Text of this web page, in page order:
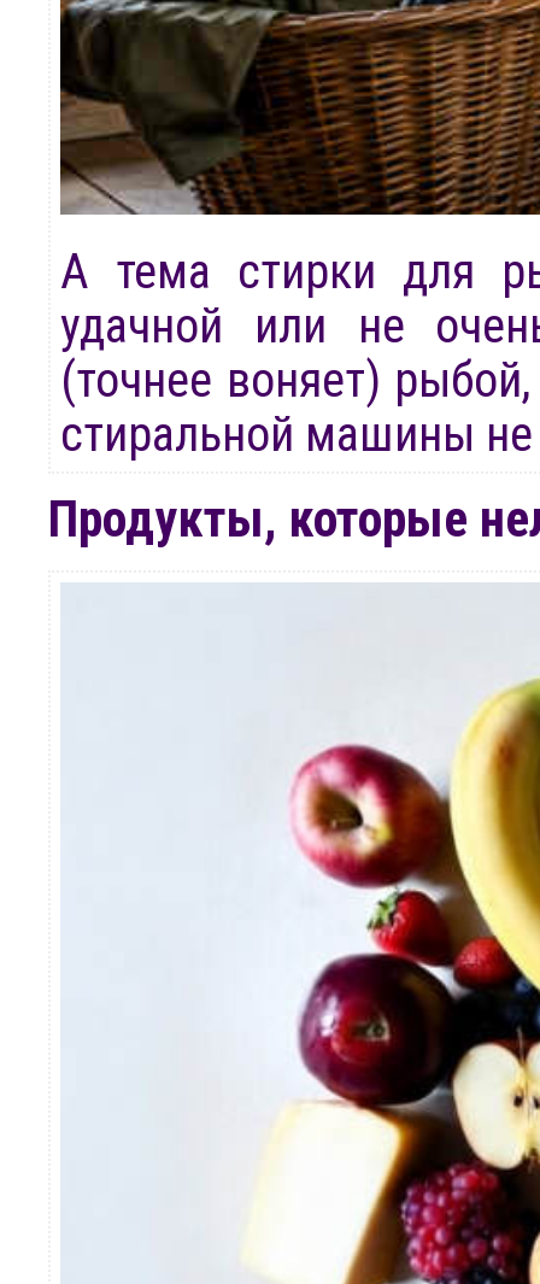
А тема стирки для
удачной или не
(точнее воняет)
стиральной машины
Продукты, которые